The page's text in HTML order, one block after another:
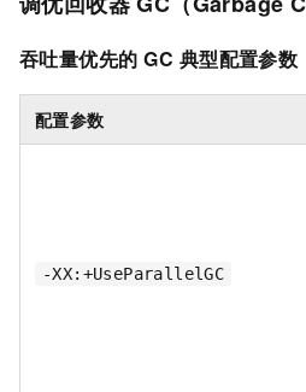
吞吐量优先的 GC 典型配置参数
配置参数
-XX:+UseParallelGC